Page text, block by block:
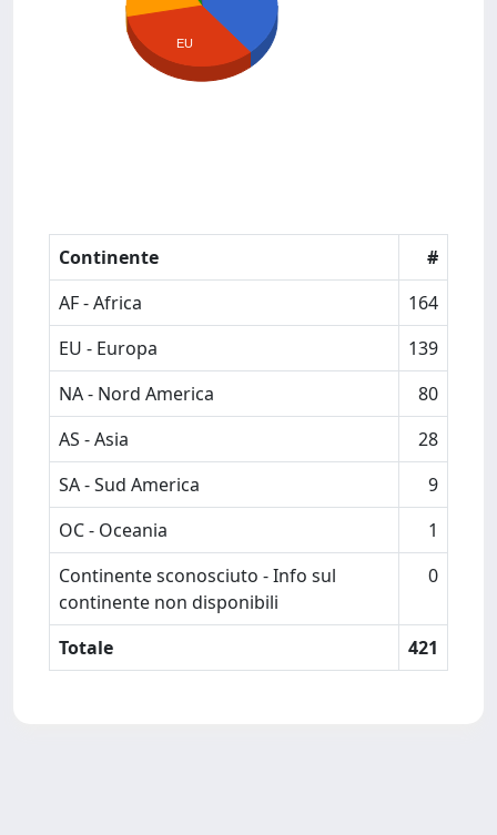
EU
Continente
#
AF - Africa
164
EU - Europa
139
NA - Nord America
80
AS - Asia
28
SA - Sud America
9
OC - Oceania
1
Continente sconosciuto - Info sul
continente non disponibili
0
Totale 421